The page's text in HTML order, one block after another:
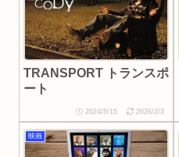
TRANSPORT トランスポ
ート
2024/9/15 2026/2/3
映画